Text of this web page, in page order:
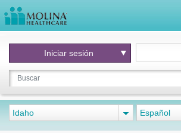
Iniciar sesión
Idaho Español